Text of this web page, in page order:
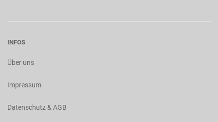
INFOS
Über uns
Impressum
Datenschutz & AGB